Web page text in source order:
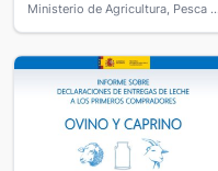
Ministerio de Agricultura, Pesca y Alimentación